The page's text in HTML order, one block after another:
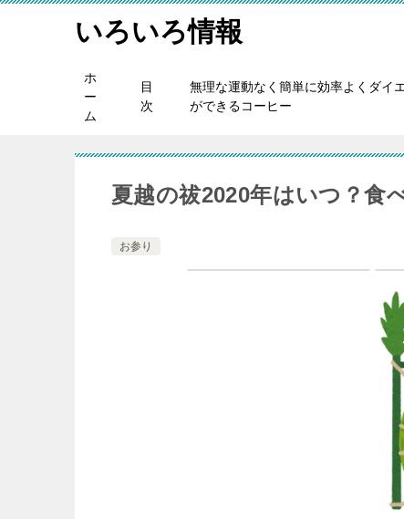
いろいろ情報
ホ
ー
ム
目
次
無理な運動なく簡単に効率よくダイ
ができるコーヒー
夏越の祓2020年はいつ？食
お参り